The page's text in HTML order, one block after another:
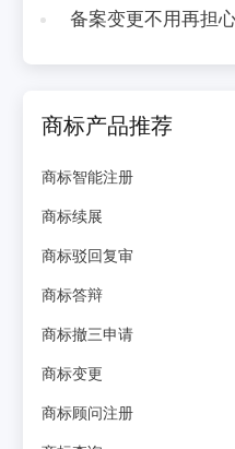
备案变更不用再担
商标产品推荐
商标智能注册
商标续展
商标驳回复审
商标答辩
商标撤三申请
商标变更
商标顾问注册